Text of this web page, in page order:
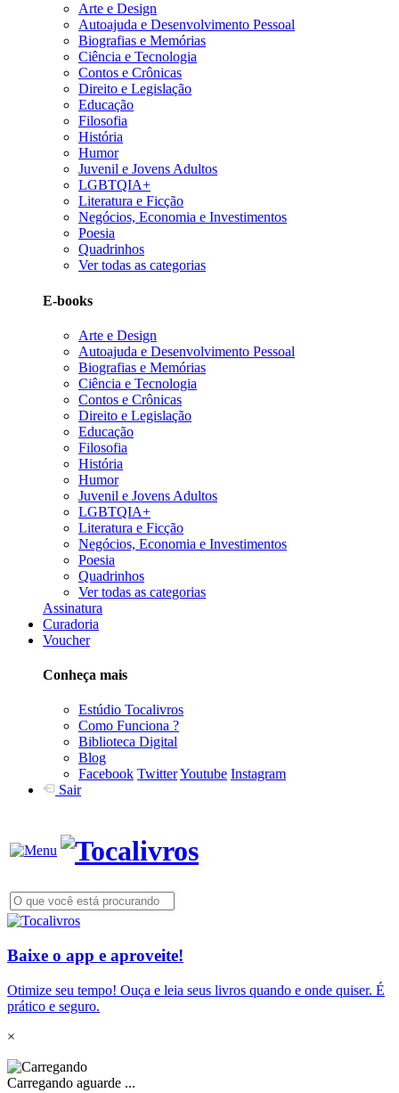
Arte e Design
Autoajuda e Desenvolvimento Pessoal
Biografias e Memórias
Ciência e Tecnologia
Contos e Crônicas
Direito e Legislação
Educação
Filosofia
História
Humor
Juvenil e Jovens Adultos
LGBTQIA+
Literatura e Ficção
Negócios, Economia e Investimentos
Poesia
Quadrinhos
Ver todas as categorias
E-books
Arte e Design
Autoajuda e Desenvolvimento Pessoal
Biografias e Memórias
Ciência e Tecnologia
Contos e Crônicas
Direito e Legislação
Educação
Filosofia
História
Humor
Juvenil e Jovens Adultos
LGBTQIA+
Literatura e Ficção
Negócios, Economia e Investimentos
Poesia
Quadrinhos
Ver todas as categorias
Assinatura
Curadoria
Voucher
Conheça mais
Estúdio Tocalivros
Como Funciona ?
Biblioteca Digital
Blog
Facebook TwitterYoutube Instagram
Sair
Baixe o app e aproveite!
Otimize seu tempo! Ouça e leia seus livros quando e onde quiser. É
prático e seguro.
×
Carregando aguarde ...